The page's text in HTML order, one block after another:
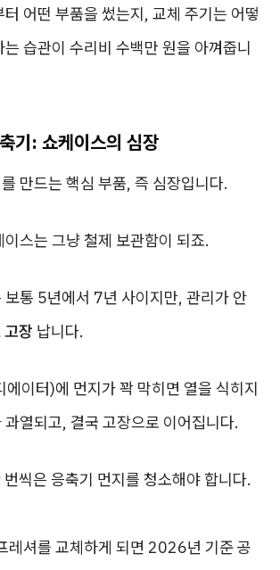
어떤 부품을 썼는지, 교체 주기는 어떻
습관이 수리비 수백만 원을 아껴줍니
기: 쇼케이스의 심장
만드는 핵심 부품, 즉 심장입니다.
스는 그냥 철제 보관함이 되죠.
보통 5년에서 7년 사이지만, 관리가 안
장 납니다.
에이터)에 먼지가 꽉 막히면 열을 식히지
열되고, 결국 고장으로 이어집니다.
씩은 응축기 먼지를 청소해야 합니다.
레셔를 교체하게 되면 2026년 기준 공